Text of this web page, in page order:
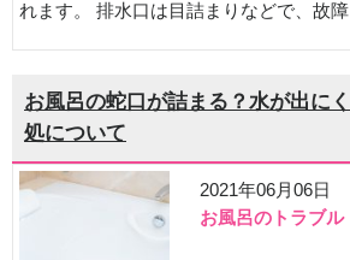
れます。 排水口は目詰まりなどで、故
お風呂の蛇口が詰まる？水が出に
処について
2021年06月06日
お風呂のトラブル